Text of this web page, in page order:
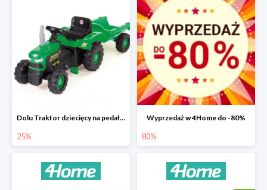
Dolu Traktor dziecięcy na pedały z przyczepką -25%
25%
Wyprzedaż w 4Home do -80%
80%